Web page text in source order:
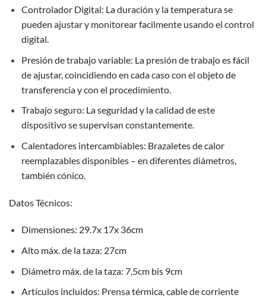
Controlador Digital: La duración y la temperatura se
pueden ajustar y monitorear facilmente usando el control
digital.
Presión de trabajo variable: La presión de trabajo es fácil
de ajustar, coincidiendo en cada caso con el objeto de
transferencia y con el procedimiento.
Trabajo seguro: La seguridad y la calidad de este
dispositivo se supervisan constantemente.
Calentadores intercambiables: Brazaletes de calor
reemplazables disponibles – en diferentes diámetros,
también cónico.
Datos Técnicos:
Dimensiones: 29.7x 17x 36cm
Alto máx. de la taza: 27cm
Diámetro máx. de la taza: 7,5cm bis 9cm
Artículos incluidos: Prensa térmica, cable de corriente